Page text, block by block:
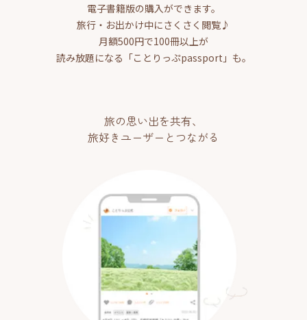
電子書籍版の購入ができます。
旅行・お出かけ中にさくさく閲覧♪
月額500円で100冊以上が
読み放題になる「ことりっぷpassport」も。
旅の思い出を共有、
旅好きユーザーとつながる